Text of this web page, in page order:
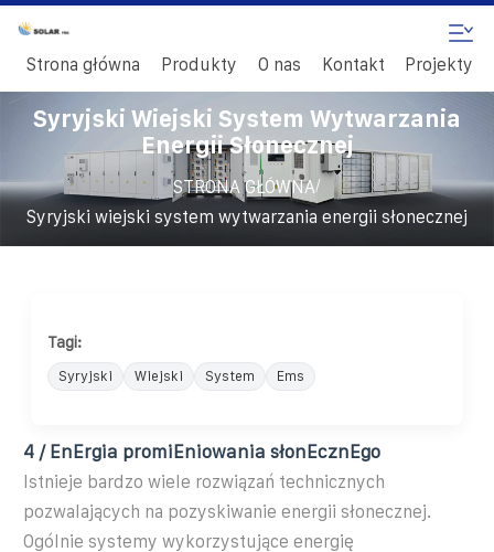
Strona główna Produkty O nas Kontakt Projekty
Syryjski Wiejski System Wytwarzania
Energii Słonecznej
STRONA GŁÓWNA/
Syryjski wiejski system wytwarzania energii słonecznej
Tagi:
Syryjski Wiejski System Ems
4 / EnErgia promiEniowania słonEcznEgo
Istnieje bardzo wiele rozwiązań technicznych
pozwalających na pozyskiwanie energii słonecznej.
Ogólnie systemy wykorzystujące energię